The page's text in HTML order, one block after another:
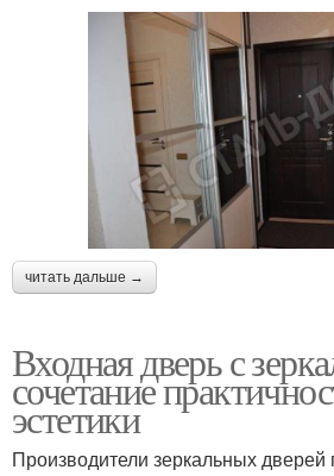
читать дальше →
Входная дверь с
сочетание
эстетики
Производители зеркальных дверей